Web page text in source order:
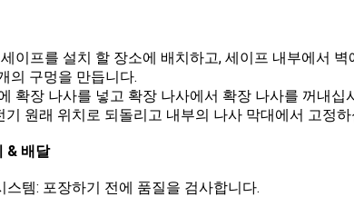
이프를 설치 할 장소에 배치하고, 세이프 내부에서
의 구멍을 만듭니다.
확장 나사를 넣고 확장 나사에서 확장 나사를 꺼내십
기 원래 위치로 되돌리고 내부의 나사 막대에서 고정하
& 배달
스템: 포장하기 전에 품질을 검사합니다.